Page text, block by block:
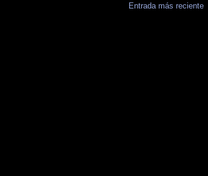
Entrada más reciente